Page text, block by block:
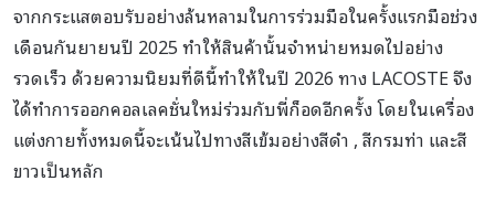
จากกระแสตอบรับอย่างล้นหลามในการร่วมมือในครั้งแรกมือช่วง
เดือนกันยายนปี 2025 ทำให้สินค้านั้นจำหน่ายหมดไปอย่าง
รวดเร็ว ด้วยความนิยมที่ดีนี้ทำให้ในปี 2026 ทาง LACOSTE จึง
ได้ทำการออกคอลเลคชั่นใหม่ร่วมกับพี่ก็อดอีกครั้ง โดยในเครื่อง
แต่งกายทั้งหมดนี้จะเน้นไปทางสีเข้มอย่างสีดำ , สีกรมท่า และสี
ขาวเป็นหลัก